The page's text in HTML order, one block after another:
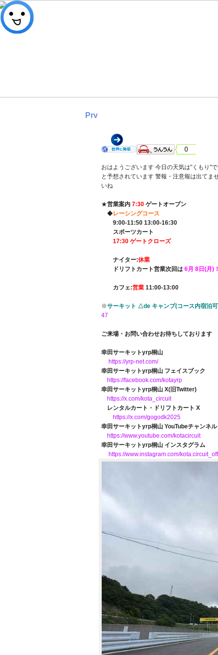
Prv
0
おはようございます 今日の天気は"くもり"
と予想されています 警報・注意報は出てま
いね
★営業案内 7:30 ゲートオープン
◆レーシングコース
9:00-11:50 13:00-16:30
スポーツカート
17:30 ゲートクローズ
ナイター:休業
ドリフトカート営業次回は 6月 8日(月)
カフェ:営業 11:00-13:00
※サーキット △de キャンプ(コース内宿泊
47
ご来場・お問い合わせお待ちしております
幸田サーキットyrp桐山
https://yrp-net.com/
幸田サーキットyrp桐山 フェイスブック
https://facebook.com/kotayrp
幸田サーキットyrp桐山 X(旧Twitter)
https://x.com/kota_circuit
レンタルカート・ドリフトカート X
https://x.com/gogodk2025
幸田サーキットyrp桐山 YouTubeチャンネル
https://www.youtube.com/kotacircuit
幸田サーキットyrp桐山 インスタグラム
https://www.instagram.com/